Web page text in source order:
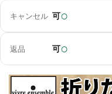
キャンセル 可○
返品 可○